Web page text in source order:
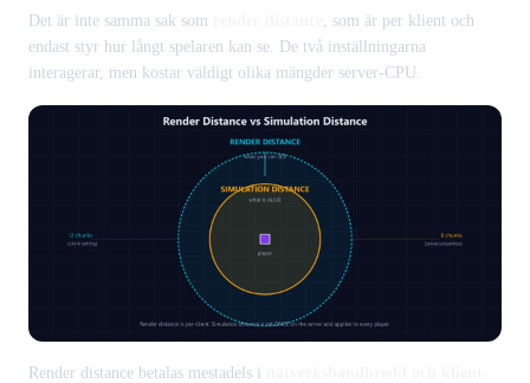
Det är inte samma sak som
, som är per klient och
endast styr hur långt spelaren kan se. De två inställningarna
interagerar, men kostar väldigt olika mängder server-CPU.
Render distance betalas mestadels i